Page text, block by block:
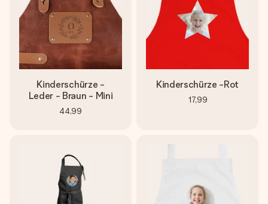
Kinderschürze -
Leder - Braun - Mini
44,99
Kinderschürze -Rot
17,99